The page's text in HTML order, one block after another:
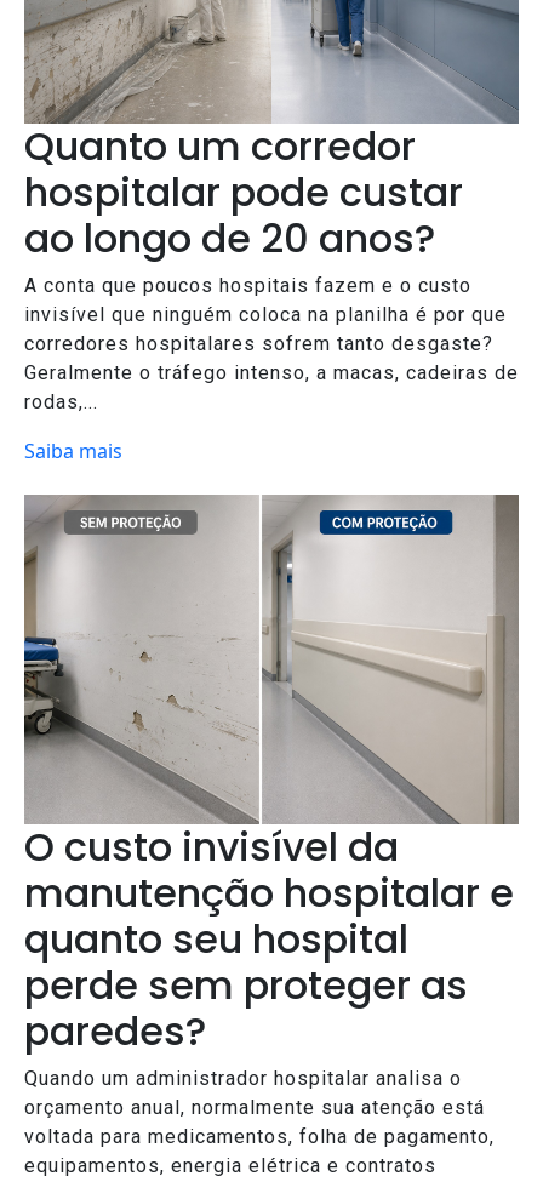
Quanto um corredor
hospitalar pode custar
ao longo de 20 anos?
A conta que poucos hospitais fazem e o custo
invisível que ninguém coloca na planilha é por que
corredores hospitalares sofrem tanto desgaste?
Geralmente o tráfego intenso, a macas, cadeiras de
rodas,...
Saiba mais
O custo invisível da
manutenção hospitalar e
quanto seu hospital
perde sem proteger as
paredes?
Quando um administrador hospitalar analisa o
orçamento anual, normalmente sua atenção está
voltada para medicamentos, folha de pagamento,
equipamentos, energia elétrica e contratos